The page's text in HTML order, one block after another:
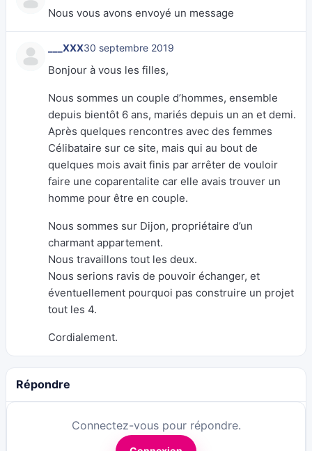
Nous vous avons envoyé un message
___XXX30 septembre 2019
Bonjour à vous les filles,
Nous sommes un couple d’hommes, ensemble
depuis bientôt 6 ans, mariés depuis un an et demi.
Après quelques rencontres avec des femmes
Célibataire sur ce site, mais qui au bout de
quelques mois avait finis par arrêter de vouloir
faire une coparentalite car elle avais trouver un
homme pour être en couple.
Nous sommes sur Dijon, propriétaire d’un
charmant appartement.
Nous travaillons tout les deux.
Nous serions ravis de pouvoir échanger, et
éventuellement pourquoi pas construire un projet
tout les 4.
Cordialement.
Répondre
Connectez-vous pour répondre.